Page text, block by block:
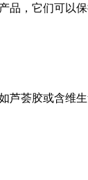
品，它们可以
芦荟胶或含维